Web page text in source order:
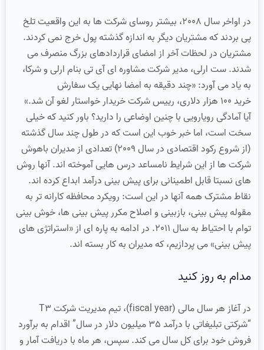
در اواخر سال 2008، بیشتر روسای شرکت ها به این واقعیت تلخ
پی بردند که مشتریان دیگر به اندازه گذشته پول خرج نمی کردند.
مشتریان در لحظات آخر از امضای قراردادهای بزرگ منصرف می
شدند. ست ارلی، مدیر شرکت مشاوره ای آی تی بنام ارلی و شرکا،
به یاد می آورد: «چند دقیقه به امضا نهایی یک سفارش
خرید 100 هزار دلاری، رییس شرکت خریدار خواستار لغو آن شد.»
آیا آمادگی رویارویی با چنین اوضاعی را دارید؟ باور کنید که خیلی
سخت است، اما خبر خوب این است که در طول چند سال گذشته
(از شروع رکود اقتصادی در سال 2009) تعدادی از مدیران باهوش
شرکت ها از این شرایط نامساعد درس هایی آموخته اند. آنها روش
های نسبتا قابل اطمینانی برای پیش بینی درآمد ابداع کرده اند.
نقاط مشترک همه آنها در این است: رویکرد محافظه کارانه تر به
مقوله پیش بینی، بازبینی و اصلاح مکرر پیش بینی ها، خوش بینی
توام با احتیاط به سال 2011. در ادامه به پاره ای از «استراتژی های
پیش بینی» می پردازیم، که مدیران به کار بسته اند.
مدام به روز کنید
در آغاز هر سال مالی (fiscal year)، تیم مدیریت شرکت T3
“شرکتی تبلیغاتی با درآمد 35 میلیون دلار در سال” اقدام به برآورد
فروش خود برای کل سال می کند. سپس، هر ماه با دریافت آمار و